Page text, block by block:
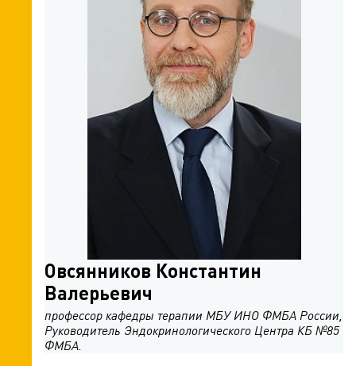
Овсянников Константин
Валерьевич
профессор кафедры терапии МБУ ИНО ФМБА России,
Руководитель Эндокринологического Центра КБ №85
ФМБА.